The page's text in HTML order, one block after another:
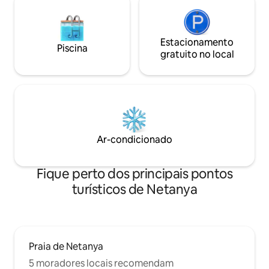
distância a pé estão restaurantes, cafés,
centros comerciais.
calçadão e a uma
restaurantes,
no centro da
Piscina
Estacionamento
gratuito no local
Ar-condicionado
Fique perto dos principais pontos
turísticos de Netanya
Praia de Netanya
5 moradores locais recomendam